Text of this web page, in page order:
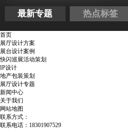
最新专题 热点标签
首页
展厅设计方案
展台设计案例
快闪巡展活动策划
IP设计
地产包装策划
展厅设计专题
新闻中心
关于我们
网站地图
联系方式：
联系电话：18301907529